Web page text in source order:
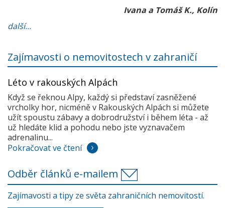
Ivana a Tomáš K., Kolín
další...
Zajímavosti o nemovitostech v zahraničí
Léto v rakouských Alpách
Když se řeknou Alpy, každý si představí zasněžené
vrcholky hor, nicméně v Rakouských Alpách si můžete
užít spoustu zábavy a dobrodružství i během léta - až
už hledáte klid a pohodu nebo jste vyznavačem
adrenalinu...
Pokračovat ve čtení
Odběr článků e-mailem
Zajímavosti a tipy ze světa zahraničních nemovitostí.